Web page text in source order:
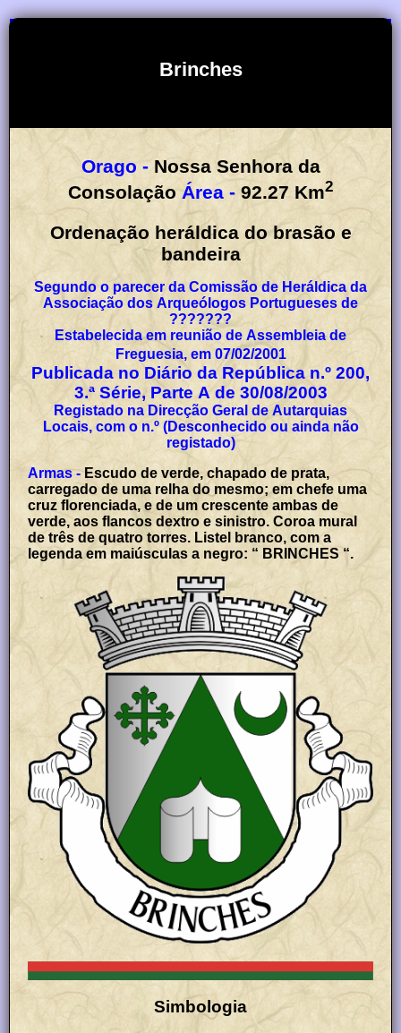
Brinches
Orago - Nossa Senhora da
Consolação Área - 92.27 Km2
Ordenação heráldica do brasão e
bandeira
Segundo o parecer da Comissão de Heráldica da
Associação dos Arqueólogos Portugueses de
???????
Estabelecida em reunião de Assembleia de
Freguesia, em 07/02/2001
Publicada no Diário da República n.º 200,
3.ª Série, Parte A de 30/08/2003
Registado na Direcção Geral de Autarquias
Locais, com o n.º (Desconhecido ou ainda não
registado)
Armas - Escudo de verde, chapado de prata,
carregado de uma relha do mesmo; em chefe uma
cruz florenciada, e de um crescente ambas de
verde, aos flancos dextro e sinistro. Coroa mural
de três de quatro torres. Listel branco, com a
legenda em maiúsculas a negro: “ BRINCHES “.
Simbologia